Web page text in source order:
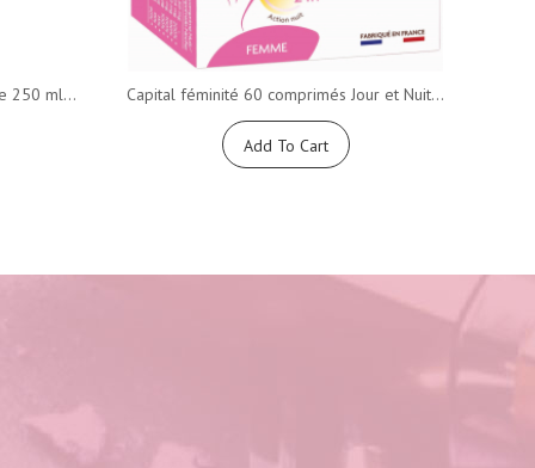
250 ml... Capital féminité 60 comprimés Jour et Nuit...
Add To Cart